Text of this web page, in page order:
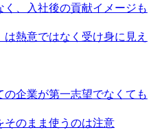
く、入社後の貢献イメージも
は熱意ではなく受け身に見え
企業が第一志望でなくても
そのまま使うのは注意